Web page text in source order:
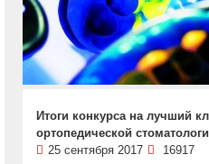
Итоги конкурса на лучший
ортопедической
25 сентября 2017
16917